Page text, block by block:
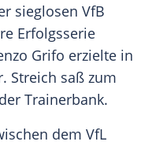
sieglosen VfB
Erfolgsserie
Grifo erzielte in
Streich saß zum
Trainerbank.
dem VfL